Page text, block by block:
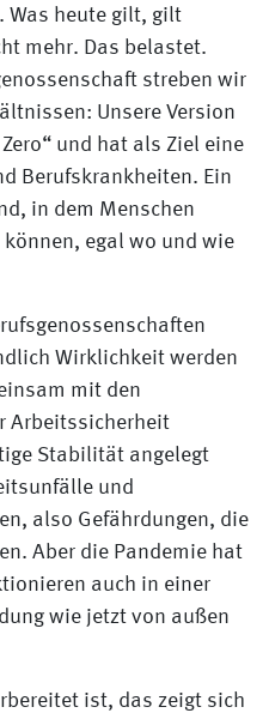
Was heute gilt, gilt
mehr. Das belastet.
streben wir
Unsere Version
und hat als Ziel eine
Berufskrankheiten. Ein
in dem Menschen
egal wo und wie
Wirklichkeit werden
mit den
Arbeitssicherheit
Stabilität angelegt
und
also Gefährdungen, die
Aber die Pandemie hat
auch in einer
wie jetzt von außen
ist, das zeigt sich